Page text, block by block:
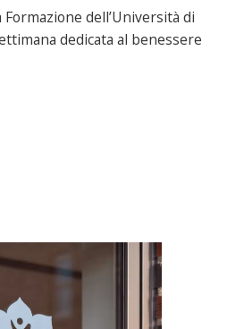
Formazione dell’Università di
dedicata al benessere